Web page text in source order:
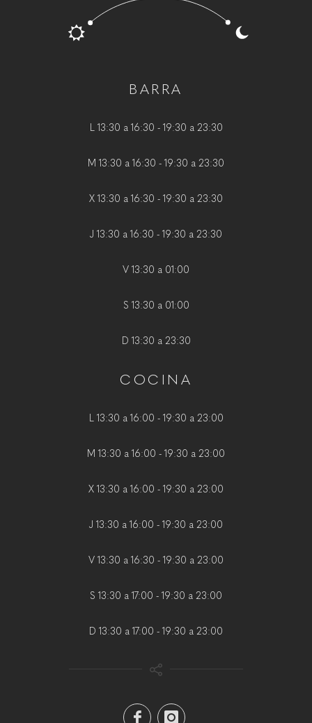
BARRA
L 13:30 a 16:30 - 19:30 a 23:30
M 13:30 a 16:30 - 19:30 a 23:30
X 13:30 a 16:30 - 19:30 a 23:30
J 13:30 a 16:30 - 19:30 a 23:30
V 13:30 a 01:00
S 13:30 a 01:00
D 13:30 a 23:30
COCINA
L 13:30 a 16:00 - 19:30 a 23:00
M 13:30 a 16:00 - 19:30 a 23:00
X 13:30 a 16:00 - 19:30 a 23:00
J 13:30 a 16:00 - 19:30 a 23:00
V 13:30 a 16:30 - 19:30 a 23:00
S 13:30 a 17:00 - 19:30 a 23:00
D 13:30 a 17:00 - 19:30 a 23:00